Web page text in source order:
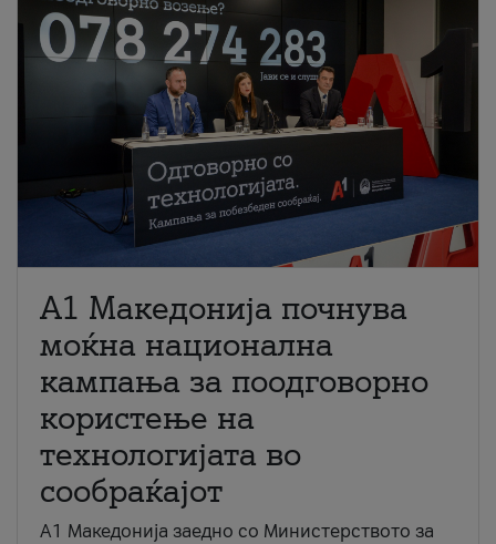
A1 Македонија почнува
моќна национална
кампања за поодговорно
користење на
технологијата во
сообраќајот
A1 Македонија заедно со Министерството за